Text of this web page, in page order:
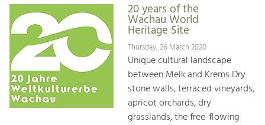
20 years of the
Wachau World
Heritage Site
Thursday, 26 March 2020
Unique cultural landscape
between Melk and Krems Dry
stone walls, terraced vineyards,
apricot orchards, dry
grasslands, the free-flowing